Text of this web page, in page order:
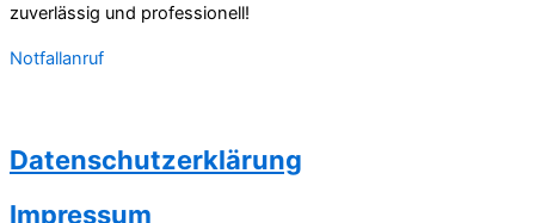
zuverlässig und professionell!
Notfallanruf
Datenschutzerklärung
Impressum